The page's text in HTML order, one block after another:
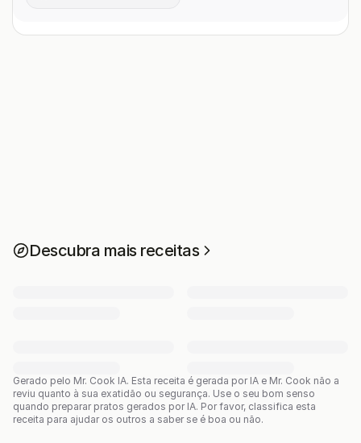
Descubra mais receitas
Gerado pelo Mr. Cook IA. Esta receita é gerada por IA e Mr. Cook não a
reviu quanto à sua exatidão ou segurança. Use o seu bom senso
quando preparar pratos gerados por IA. Por favor, classifica esta
receita para ajudar os outros a saber se é boa ou não.